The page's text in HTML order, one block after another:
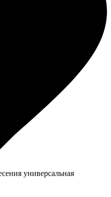
универсальная